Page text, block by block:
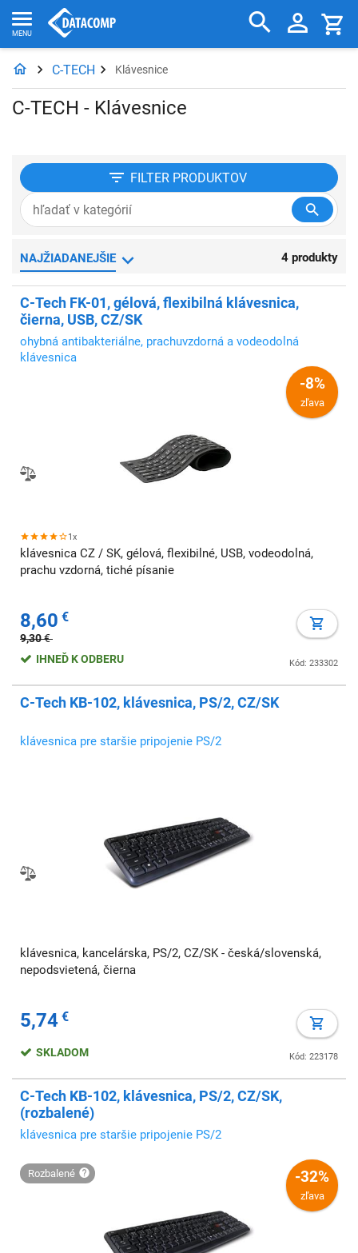
C-TECH Klávesnice
C-TECH - Klávesnice
FILTER PRODUKTOV
NAJŽIADANEJŠIE 4 produkty
C-Tech FK-01, gélová, flexibilná klávesnica,
čierna, USB, CZ/SK
ohybná antibakteriálne, prachuvzdorná a vodeodolná
klávesnica
-8%
zľava
1x
klávesnica CZ / SK, gélová, flexibilné, USB, vodeodolná,
prachu vzdorná, tiché písanie
8,60 €
9,30€
Kód: 233302
IHNEĎ K ODBERU
C-Tech KB-102, klávesnica, PS/2, CZ/SK
klávesnica pre staršie pripojenie PS/2
klávesnica, kancelárska, PS/2, CZ/SK - česká/slovenská,
nepodsvietená, čierna
5,74 €
Kód: 223178
SKLADOM
C-Tech KB-102, klávesnica, PS/2, CZ/SK,
(rozbalené)
klávesnica pre staršie pripojenie PS/2
rozbalené -32%
zľava